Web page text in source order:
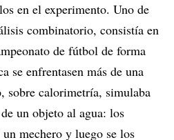
en el experimento. Uno de
combinatorio, consistía en
de fútbol de forma
se enfrentasen más de una
sobre calorimetría, simulaba
un objeto al agua: los
mechero y luego se los